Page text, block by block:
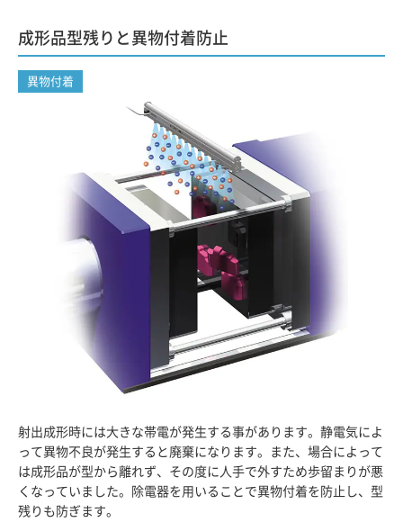
成形品型残りと異物付着防止
異物付着
射出成形時には大きな帯電が発生する事があります。静電気によ
って異物不良が発生すると廃棄になります。また、場合によって
は成形品が型から離れず、その度に人手で外すため歩留まりが悪
くなっていました。除電器を用いることで異物付着を防止し、型
残りも防ぎます。